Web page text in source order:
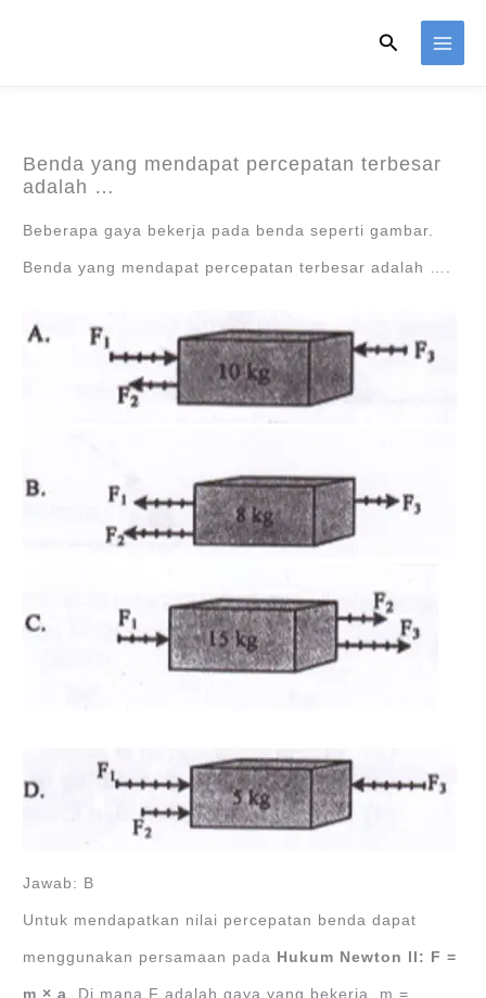
Search
Benda yang mendapat percepatan terbesar
adalah …
Beberapa gaya bekerja pada benda seperti gambar.
Benda yang mendapat percepatan terbesar adalah ….
Jawab: B
Untuk mendapatkan nilai percepatan benda dapat
menggunakan persamaan pada Hukum Newton II: F =
m × a. Di mana F adalah gaya yang bekerja, m =